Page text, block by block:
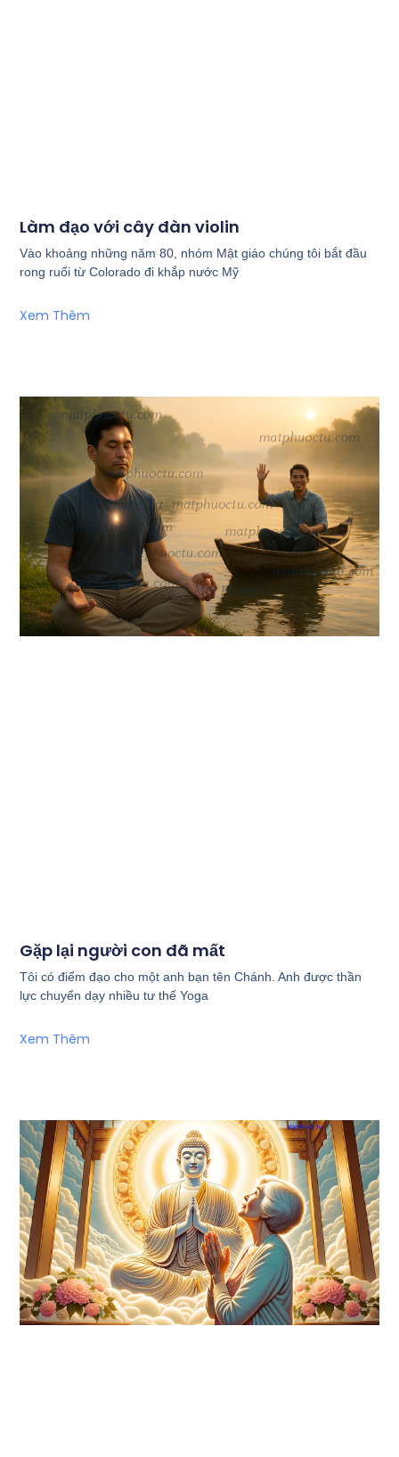
Làm đạo với cây đàn violin
Vào khoảng những năm 80, nhóm Mật giáo chúng tôi bắt đầu
rong ruổi từ Colorado đi khắp nước Mỹ
Xem Thêm
Gặp lại người con đã mất
Tôi có điểm đạo cho một anh bạn tên Chánh. Anh được thần
lực chuyển dạy nhiều tư thế Yoga
Xem Thêm